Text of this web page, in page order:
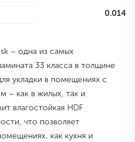
0.014
– одна из самых
33 класса в толщине
укладки в помещениях с
– как в жилых, так и
влагостойкая HDF
что позволяет
как кухня и